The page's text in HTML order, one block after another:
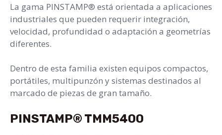
La gama PINSTAMP® está orientada a aplicaciones
industriales que pueden requerir integración,
velocidad, profundidad o adaptación a geometrías
diferentes.
Dentro de esta familia existen equipos compactos,
portátiles, multipunzón y sistemas destinados al
marcado de piezas de gran tamaño.
PINSTAMP® TMM5400